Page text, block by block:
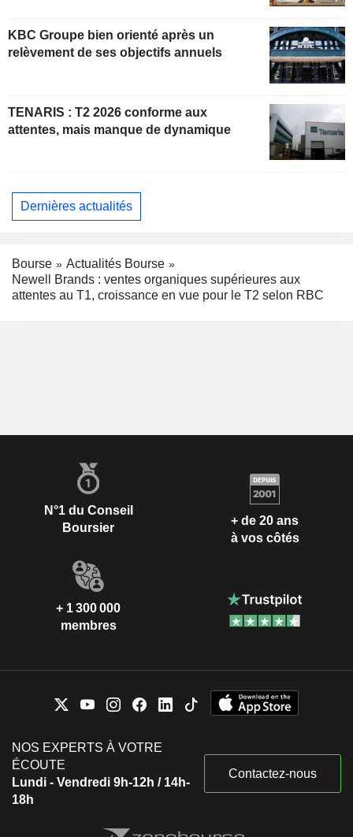
KBC Groupe bien orienté après un
relèvement de ses objectifs annuels
TENARIS : T2 2026 conforme aux
attentes, mais manque de dynamique
Dernières actualités
Bourse
Actualités Bourse
Newell Brands : ventes organiques supérieures aux
attentes au T1, croissance en vue pour le T2 selon RBC
N°1 du Conseil
Boursier
+ de 20 ans
à vos côtés
+ 1 300 000
membres
NOS EXPERTS À VOTRE
ÉCOUTE
Lundi - Vendredi 9h-12h / 14h-
18h
Contactez-nous